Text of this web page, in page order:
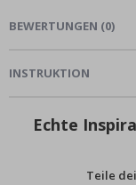
BEWERTUNGEN (0)
INSTRUKTION
Echte
Teile